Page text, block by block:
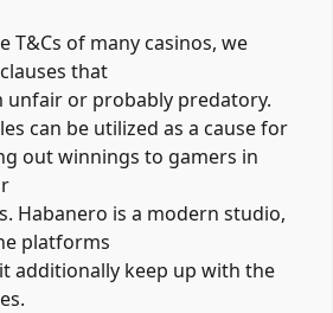
T&Cs of many casinos, we
that
unfair or probably predatory.
can be utilized as a cause for
out winnings to gamers in
Habanero is a modern studio,
platforms
additionally keep up with the